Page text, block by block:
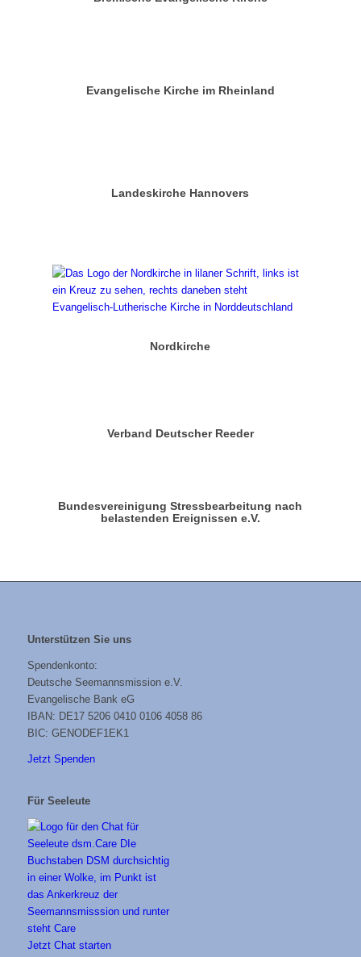
Evangelische Kirche im Rheinland
Landeskirche Hannovers
Nordkirche
Verband Deutscher Reeder
Bundesvereinigung Stressbearbeitung nach
belastenden Ereignissen e.V.
Unterstützen Sie uns
Spendenkonto:
Deutsche Seemannsmission e.V.
Evangelische Bank eG
IBAN: DE17 5206 0410 0106 4058 86
BIC: GENODEF1EK1
Jetzt Spenden
Für Seeleute
Jetzt Chat starten